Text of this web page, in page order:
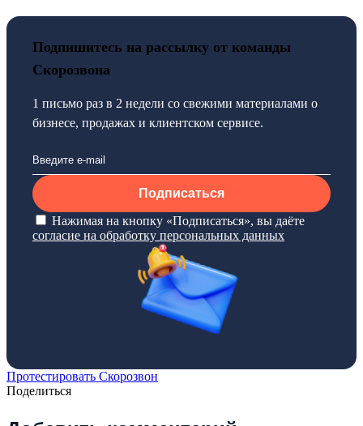
Подпишитесь на рассылку от команды
Скорозвона
1 письмо раз в 2 недели со свежими материалами о
бизнесе, продажах и клиентском сервисе.
Подписаться
Нажимая на кнопку «Подписаться», вы даёте
согласие на обработку персональных данных
Протестировать Скорозвон
Поделиться